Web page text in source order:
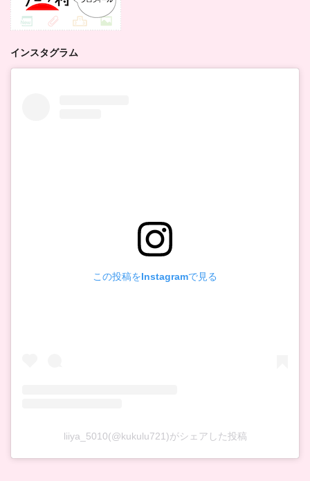
インスタグラム
この投稿をInstagramで見る
liiya_5010(@kukulu721)がシェアした投稿